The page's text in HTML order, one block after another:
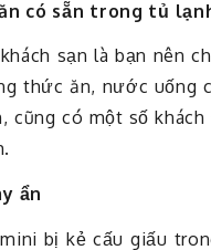
có sẵn trong tủ
sạn là bạn nên
thức ăn, nước uống
cũng có một số
ẩn
bị kẻ cấu giấu